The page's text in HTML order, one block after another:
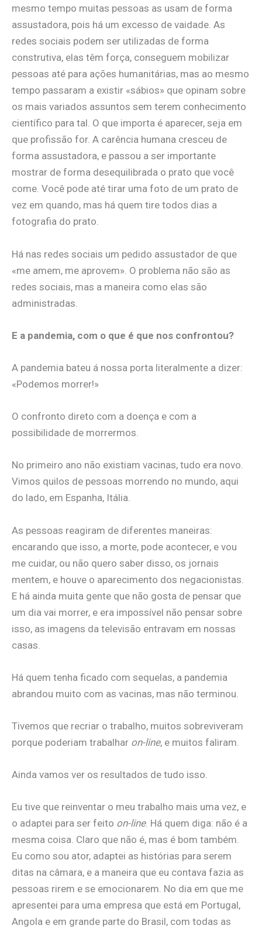
mesmo tempo muitas pessoas as usam de forma
assustadora, pois há um excesso de vaidade. As
redes sociais podem ser utilizadas de forma
construtiva, elas têm força, conseguem mobilizar
pessoas até para ações humanitárias, mas ao mesmo
tempo passaram a existir «sábios» que opinam sobre
os mais variados assuntos sem terem conhecimento
científico para tal. O que importa é aparecer, seja em
que profissão for. A carência humana cresceu de
forma assustadora, e passou a ser importante
mostrar de forma desequilibrada o prato que você
come. Você pode até tirar uma foto de um prato de
vez em quando, mas há quem tire todos dias a
fotografia do prato.
Há nas redes sociais um pedido assustador de que
«me amem, me aprovem». O problema não são as
redes sociais, mas a maneira como elas são
administradas.
E a pandemia, com o que é que nos confrontou?
A pandemia bateu á nossa porta literalmente a dizer:
«Podemos morrer!»
O confronto direto com a doença e com a
possibilidade de morrermos.
No primeiro ano não existiam vacinas, tudo era novo.
Vimos quilos de pessoas morrendo no mundo, aqui
do lado, em Espanha, Itália.
As pessoas reagiram de diferentes maneiras:
encarando que isso, a morte, pode acontecer, e vou
me cuidar, ou não quero saber disso, os jornais
mentem, e houve o aparecimento dos negacionistas.
E há ainda muita gente que não gosta de pensar que
um dia vai morrer, e era impossível não pensar sobre
isso, as imagens da televisão entravam em nossas
casas.
Há quem tenha ficado com sequelas, a pandemia
abrandou muito com as vacinas, mas não terminou.
Tivemos que recriar o trabalho, muitos sobreviveram
porque poderiam trabalhar on-line, e muitos faliram.
Ainda vamos ver os resultados de tudo isso.
Eu tive que reinventar o meu trabalho mais uma vez, e
o adaptei para ser feito on-line. Há quem diga: não é a
mesma coisa. Claro que não é, mas é bom também.
Eu como sou ator, adaptei as histórias para serem
ditas na câmara, e a maneira que eu contava fazia as
pessoas rirem e se emocionarem. No dia em que me
apresentei para uma empresa que está em Portugal,
Angola e em grande parte do Brasil, com todas as